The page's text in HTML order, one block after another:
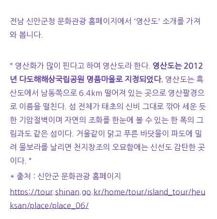
전남 신안군청 문화관광 홈페이지에서 '영산도' 소개를 가져
와 봅니다.
" 영산화가 많이 핀다고 하여 영산도라 한다. 영산도는 2012
년 다도해해상국립공원 명품마을로 지정되었다. 영산도는 흑
산도에서 남동쪽으로 6.4km 떨어져 있는 곳으로 영산팔경으
로 이름을 떨친다. 섬 전체가 태초의 신비 그대로 깎아 세운 듯
한 기암절벽이며 자연의 조화를 한눈에 볼 수 있는 한 폭의 그
림과도 같은 섬이다. 거울같이 맑고 푸른 바닷물이 파도에 밀
려 물보라를 날리면 천지창조의 오묘함에는 신선도 감탄한 곳
이다. "
* 출처 : 신안군 문화관광 홈페이지
https://tour.shinan.go.kr/home/tour/island_tour/heu
ksan/place/place_06/